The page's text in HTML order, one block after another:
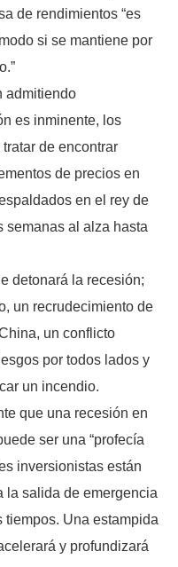
de rendimientos “es
si se mantiene por
admitiendo
es inminente, los
de encontrar
de precios en
en el rey de
semanas al alza hasta
detonará la recesión;
un recrudecimiento de
un conflicto
por todos lados y
un incendio.
que una recesión en
ser una “profecía
inversionistas están
la salida de emergencia
Una estampida
y profundizará